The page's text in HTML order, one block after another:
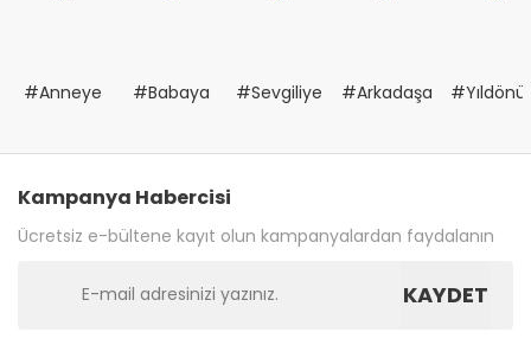
#Anneye #Babaya #Sevgiliye #Arkadaşa
Kampanya Habercisi
Ücretsiz e-bültene kayıt olun kampanyalardan faydalanın
KAYDET